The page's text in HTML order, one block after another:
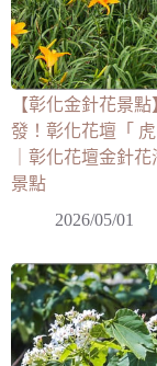
【彰化金針花景
發！彰化花壇「
｜彰化花壇金針
景點
2026/05/01